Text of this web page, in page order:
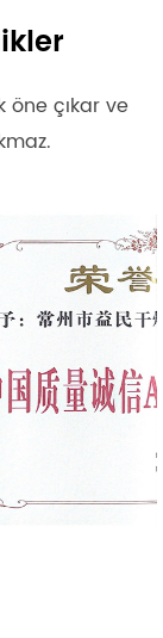
çıkar ve